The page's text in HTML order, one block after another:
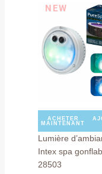
NEW
ACHETER
MAINTENANT
Lumière
Intex spa
28503
Le
prix
TND